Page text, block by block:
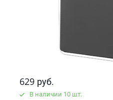
629 руб.
В наличии 10 шт.